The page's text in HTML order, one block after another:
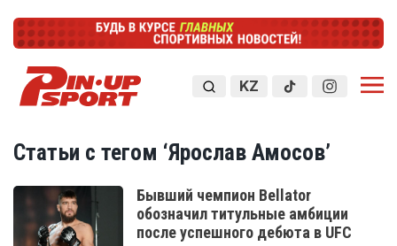
KZ
Статьи с тегом ‘Ярослав Амосов’
Бывший чемпион Bellator
обозначил титульные амбиции
после успешного дебюта в UFC